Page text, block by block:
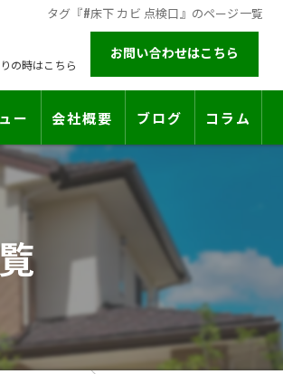
タグ『#床下 カビ 点検口』のページ一覧
の時はこちら
お問い合わせはこちら
ー 会社概要
施工対応エリア
ブログ コラム